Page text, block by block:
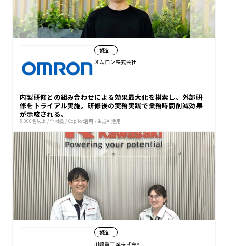
製造
オムロン株式会社
内製研修との組み合わせによる効果最大化を模索し、外部研
修をトライアル実施。研修後の実務実践で業務時間削減効果
が示唆される。
5,000名以上 /全社員 /Copilot活用 / 生成AI活用
製造
川崎重工業株式会社